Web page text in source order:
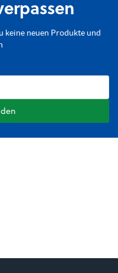
keine neuen Produkte und